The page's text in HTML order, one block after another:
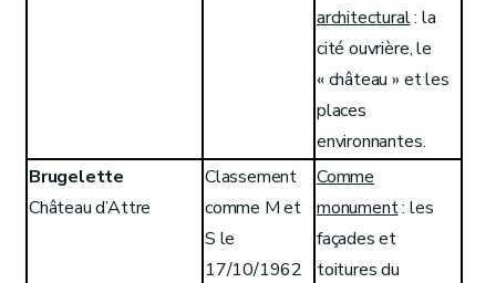
architectural: la
cité ouvrière, le
« château » et les
places
environnantes.
Brugelette
Château d’Attre
Classement
comme M et
S le
17/10/1962
Comme
monument: les
façades et
toitures du